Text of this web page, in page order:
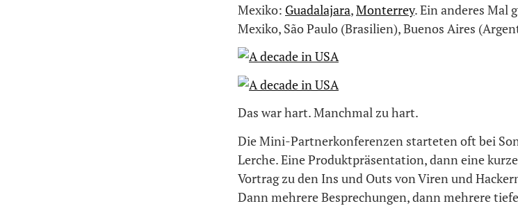
Mexiko: Guadalajara,Monterrey. Ein anderes Mal
Mexiko, São Paulo (Brasilien), Buenos Aires
Das war hart. Manchmal zu hart.
Die Mini-Partnerkonferenzen starteten oft bei
Lerche. Eine Produktpräsentation, dann eine
Vortrag zu den Ins und Outs von Viren und
Dann mehrere Besprechungen, dann mehrere